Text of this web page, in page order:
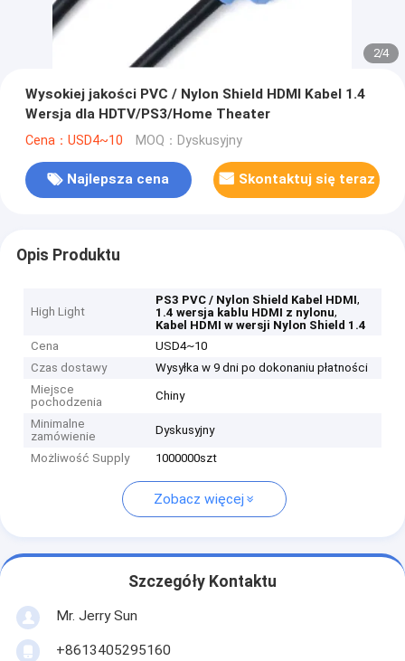
2/4
Wysokiej jakości PVC / Nylon Shield HDMI Kabel 1.4
Wersja dla HDTV/PS3/Home Theater
Cena：USD4~10 MOQ：Dyskusyjny
Najlepsza cena Skontaktuj się teraz
Opis Produktu
High Light
PS3 PVC / Nylon Shield Kabel HDMI,
1.4 wersja kablu HDMI z nylonu,
Kabel HDMI w wersji Nylon Shield 1.4
Cena
USD4~10
Czas dostawy
Wysyłka w 9 dni po dokonaniu płatności
Miejsce
pochodzenia
Chiny
Minimalne
zamówienie
Dyskusyjny
Możliwość Supply 1000000szt
Zobacz więcej
Szczegóły Kontaktu
Mr. Jerry Sun
+8613405295160